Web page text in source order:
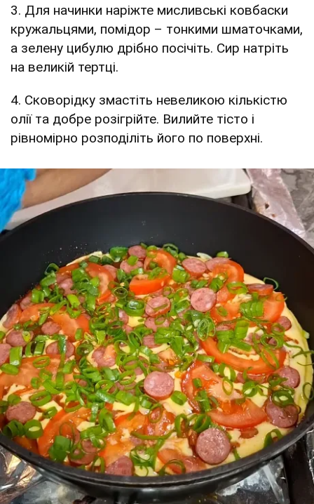
3. Для начинки наріжте мисливські ковбаски
кружальцями, помідор – тонкими шматочками,
а зелену цибулю дрібно посічіть. Сир натріть
на великій тертці.
4. Сковорідку змастіть невеликою кількістю
олії та добре розігрійте. Вилийте тісто і
рівномірно розподіліть його по поверхні.